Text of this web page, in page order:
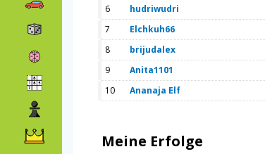
6
hudriwudri
7
Elchkuh66
8
brijudalex
9
Anita1101
10
Ananaja Elf
Meine Erfolge